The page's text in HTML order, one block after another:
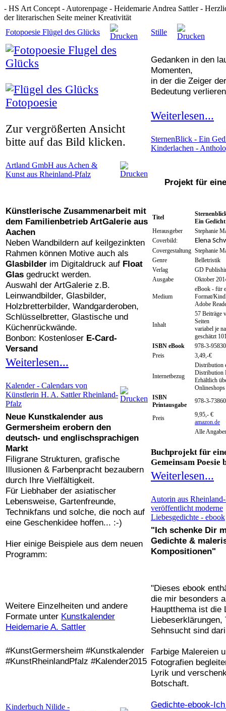
- HS Art Concept - Autorenpage - Heidemarie Andrea Sattler -
der literarischen Seite meiner Kreativität
Fotopoesie Flügel des Glücks
Zur vergrößerten Ansicht
bitte auf das Bild klicken.
Artland GmbH aus Achen &
Kunst aus Rheinland-Pfalz
Künstlerische Zusammenarbeit mit
dem Familienbetrieb ArtGalerie aus
Aachen
Neben Wandbildern auf keilgezinkten
Rahmen können Motive auch als
Glasbilder im Digitaldruck auf Float
Glas gedruckt werden.
Auswahl der ArtGalerie z.B.
Leinwandbilder, Glasbilder,
Holzbretterbilder, Wandgarderoben,
Schlüsselbretter, Glastische und
Küchenrückwände.
Bonbon: Kostenloser E-Card-
Versand
Weiterlesen...
Kalender - Calendars von
Künstlerin H. A. Sattler Rheinland-
Pfalz
Neue Kunstkalender aus
Germersheim erobern den
deutsch- und englischsprachigen
Markt
Filigrane Strukturen, grafische
Illusionen & Farbenpracht bezaubern
durch Ihre Vielfältigkeit.
Für Liebhaber der asiatischer
Lebensweise, Gartenfreunde,
Technikfans und solche, die noch auf
eine Geschenkidee hoffen... :-)
Hier einige Beispiele aus dem neuen
Programm:
Weitere Einzelheiten und andere
Formate unter Kunstkalender
Heidemarie A. Sattler
#KunstGermersheim #Kunstkalender
#KunstRheinlandPfalz #Kalender2015
Kinderbuch Nilide -
Stille
Gedanken in den
Momenten,
in der die Zeiger
Bedeutung
Weiterlesen...
SternenBlick - Ein
Kinderlachen -
Projekt für
Titel
Ein
Herausgeber
Stephanie
Coverbild:
Elena
Covergestaltung Stephanie
Genre
Belletristik
Verlag
GD
Ausgabe
Oktober
Medium
eBook - für
Format/
Adobe
Inhalt
57 Beiträge
Seiten
variabel je
geschätzt
ISBN eBook
978-3-
Preis
3,49,-€
Internetbezug
Distribution
Distribution
Erhältlich
Onlineshops
ISBN
Printausgabe
978-3-
Preis
9,95,- €
amazon.de
Alle
Buchprojekt für
Gemeinsam Poesie
Weiterlesen...
Autorin aus
veröffentlicht moderne
Liebesgedichte - ebook
"Ich schenke Dir
Gedichte &
Kompositionen"
"Dieses ebook
die mir besonders
Hauptthema ist die
Liebeserklärungen,
Sehnsucht sind
Farbige Malereien
Fotografien
Lyrik und
Botschaft.
Gedichte-ebook-